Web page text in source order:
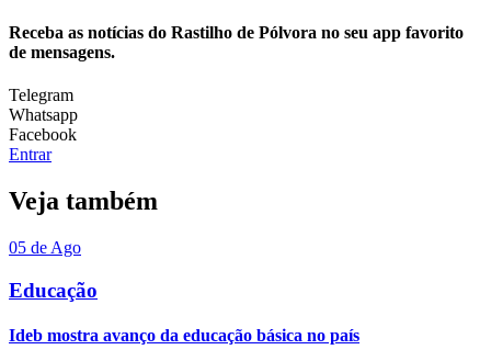
Receba as notícias do Rastilho de Pólvora no seu app favorito
de mensagens.
Telegram
Whatsapp
Facebook
Entrar
Veja também
05 de Ago
Educação
Ideb mostra avanço da educação básica no país